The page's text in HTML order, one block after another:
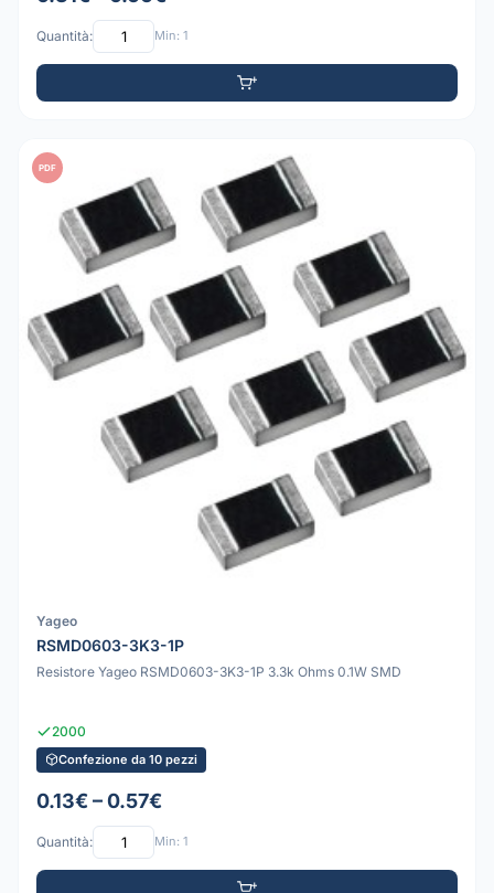
Quantità: Min: 1
PDF
Yageo
RSMD0603-3K3-1P
Resistore Yageo RSMD0603-3K3-1P 3.3k Ohms 0.1W SMD
2000
Confezione da 10 pezzi
0.13€ – 0.57€
Quantità: Min: 1